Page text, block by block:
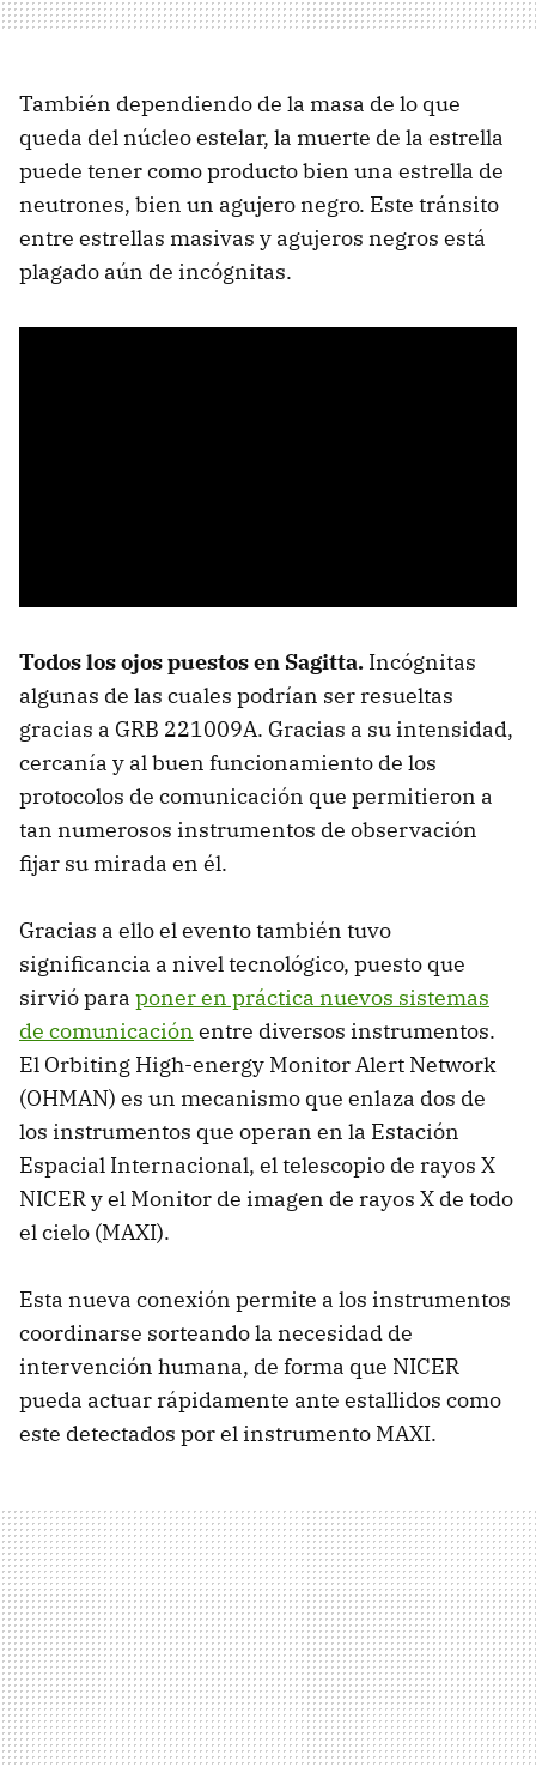
También dependiendo de la masa de lo que
queda del núcleo estelar, la muerte de la estrella
puede tener como producto bien una estrella de
neutrones, bien un agujero negro. Este tránsito
entre estrellas masivas y agujeros negros está
plagado aún de incógnitas.
Todos los ojos puestos en Sagitta. Incógnitas
algunas de las cuales podrían ser resueltas
gracias a GRB 221009A. Gracias a su intensidad,
cercanía y al buen funcionamiento de los
protocolos de comunicación que permitieron a
tan numerosos instrumentos de observación
fijar su mirada en él.
Gracias a ello el evento también tuvo
significancia a nivel tecnológico, puesto que
sirvió para poner en práctica nuevos sistemas
de comunicación entre diversos instrumentos.
El Orbiting High-energy Monitor Alert Network
(OHMAN) es un mecanismo que enlaza dos de
los instrumentos que operan en la Estación
Espacial Internacional, el telescopio de rayos X
NICER y el Monitor de imagen de rayos X de todo
el cielo (MAXI).
Esta nueva conexión permite a los instrumentos
coordinarse sorteando la necesidad de
intervención humana, de forma que NICER
pueda actuar rápidamente ante estallidos como
este detectados por el instrumento MAXI.